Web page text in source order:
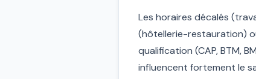
Les horaires décalés
(hôtellerie-restauration)
qualification (CAP, BTM,
influencent fortement le